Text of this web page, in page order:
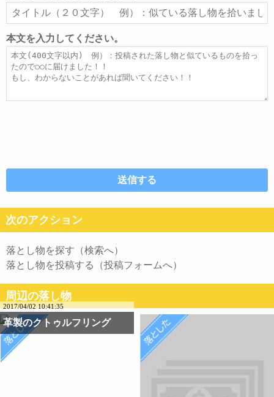
ア
ド
レ
ス
タ
イ
ト
ル
本文を入力してください。
本
文
次のアクション
落とし物を探す（検索へ）
落とし物を投稿する（投稿フォームへ）
周辺の落し物
2017/04/02 10:41:35
革製のクトゥルフリング